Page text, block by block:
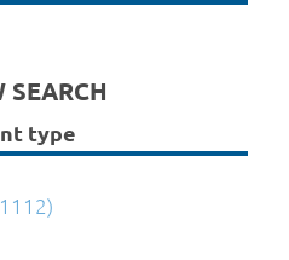
SEARCH
type